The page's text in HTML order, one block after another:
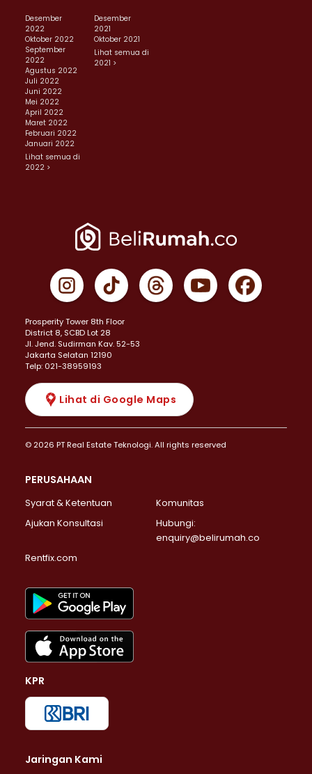
Desember
2022
Oktober 2022
September
2022
Agustus 2022
Juli 2022
Juni 2022
Mei 2022
April 2022
Maret 2022
Februari 2022
Januari 2022
Lihat semua di
2022 >
Desember
2021
Oktober 2021
Lihat semua di
2021 >
Prosperity Tower 8th Floor
District 8, SCBD Lot 28
JI. Jend. Sudirman Kav. 52-53
Jakarta Selatan 12190
Telp: 021-38959193
Lihat di Google Maps
© 2026 PT Real Estate Teknologi. All rights reserved
PERUSAHAAN
Syarat & Ketentuan
Komunitas
Ajukan Konsultasi
Hubungi:
enquiry@belirumah.co
Rentfix.com
KPR
Jaringan Kami